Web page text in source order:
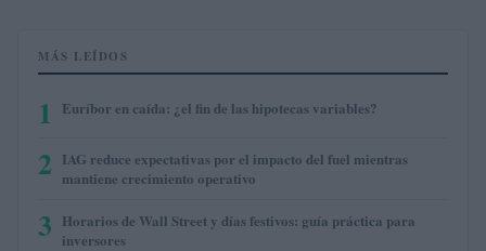
MÁS LEÍDOS
1 Euríbor en caída: ¿el fin de las hipotecas variables?
2 IAG reduce expectativas por el impacto del fuel mientras
mantiene crecimiento operativo
3 Horarios de Wall Street y días festivos: guía práctica para
inversores